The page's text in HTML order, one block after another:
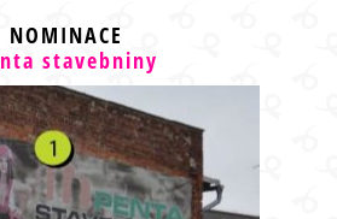
NOMINACE
stavebniny